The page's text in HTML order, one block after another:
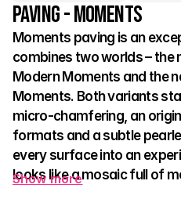
Paving - Moments
Moments paving is an
combines two worlds –
Modern Moments and the
Moments. Both variants
micro-chamfering, an
formats and a subtle
every surface into an
looks like a mosaic full of
Show more